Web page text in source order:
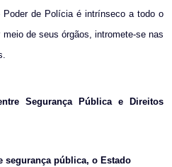
de Polícia é intrínseco a todo o
de seus órgãos, intromete-se nas
Segurança Pública e Direitos
segurança pública, o Estado